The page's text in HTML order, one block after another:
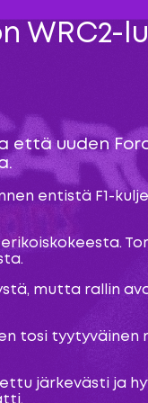
WRC2-
uuden
entistä F1-
mutta rallin
tosi
järkevästi ja